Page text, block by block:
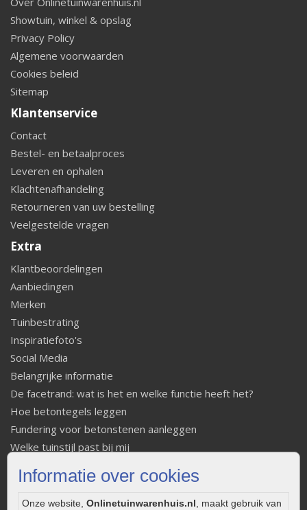
Informatie over cookies
Onze website, Onlinetuinwarenhuis.nl , maakt gebruik van
Showtuin, winkel & opslag
Privacy Policy
Algemene voorwaarden
Cookies beleid
Sitemap
Klantenservice
Contact
Bestel- en betaalproces
Leveren en ophalen
Klachtenafhandeling
Retourneren van uw bestelling
Veelgestelde vragen
Extra
Klantbeoordelingen
Aanbiedingen
Merken
Tuinbestrating
Inspiratiefoto's
Social Media
Belangrijke informatie
De facetrand: wat is het en welke functie heeft het?
Hoe betontegels leggen
Fundering voor betonstenen aanleggen
Welke tuinstijl past bij mij
Legverbanden gebakken bestrating
Onderhoud van gebakken bestrating